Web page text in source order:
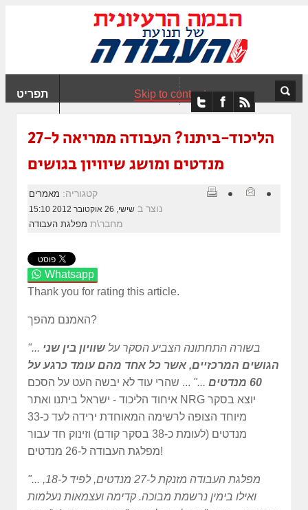
תפריט Skip to content
הליכוד-ביתנו? העבודה ממריאה ל-27
מנדטים ומושג שיוויון בגושים
קטגוריה: מאמרים
נוצר ב שישי, 26 אוקטובר 2012 15:10
מחבר\ת מפלגת העבודה
Whatsapp
Thank you for rating this article.
האמנם מהפך?
"... בשורה התחתונה הצביע הסקר עלשוויון בין שני
הגושים המרכזיים, אשר כל אחד מהם עומד כרגע על
60 מנדטים
..." ... שהרי עוד לא יבשה העט על הסכם
איחוד הליכוד - ישראל ביתנו ואתר NRG יוצא בסקר
מיוחד הצופה לרשימה המאוחדת ירידה לעד כ-33
מנדטים (לעומת כ-38 בסקר קודם) וזינוק חד עבור
מפלגת העבודה ל-26 מנדטים!
"... מפלגת העבודה מזנקת ל-27 מנדטים, לפיד ל-18,
ואילו בימין נרשמת מבוכה. קדימה ועצמאות נעלמות